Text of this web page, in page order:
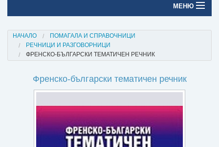
МЕНЮ
Печатни книги
Е-списания
Подаръци
НАЧАЛО
ПОМАГАЛА И СПРАВОЧНИЦИ
РЕЧНИЦИ И РАЗГОВОРНИЦИ
ФРЕНСКО-БЪЛГАРСКИ ТЕМАТИЧЕН РЕЧНИК
Френско-български тематичен речник